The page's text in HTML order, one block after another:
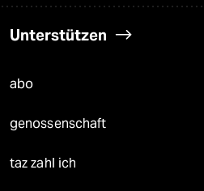
Unterstützen
abo
genossenschaft
taz zahl ich